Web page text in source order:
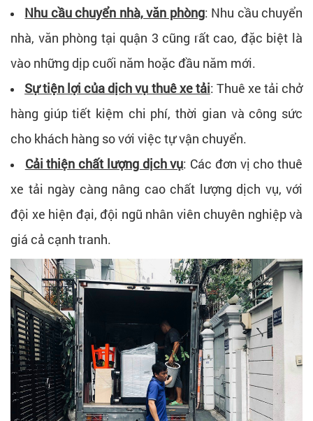
Nhu cầu chuyển nhà, văn phòng: Nhu cầu chuyển
nhà, văn phòng tại quận 3 cũng rất cao, đặc biệt là
vào những dịp cuối năm hoặc đầu năm mới.
Sự tiện lợi của dịch vụ thuê xe tải: Thuê xe tải chở
hàng giúp tiết kiệm chi phí, thời gian và công sức
cho khách hàng so với việc tự vận chuyển.
Cải thiện chất lượng dịch vụ: Các đơn vị cho thuê
xe tải ngày càng nâng cao chất lượng dịch vụ, với
đội xe hiện đại, đội ngũ nhân viên chuyên nghiệp và
giá cả cạnh tranh.